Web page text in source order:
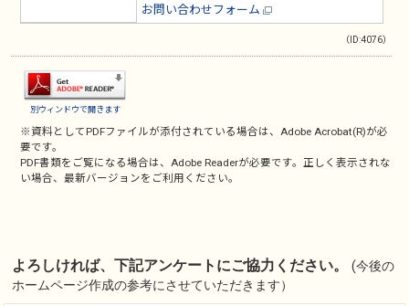
お問い合わせフォーム
（ID:4076）
別ウィンドウで開きます
※資料としてPDFファイルが添付されている場合は、Adobe Acrobat(R)が必
要です。
PDF書類をご覧になる場合は、Adobe Readerが必要です。正しく表示されな
い場合、最新バージョンをご利用ください。